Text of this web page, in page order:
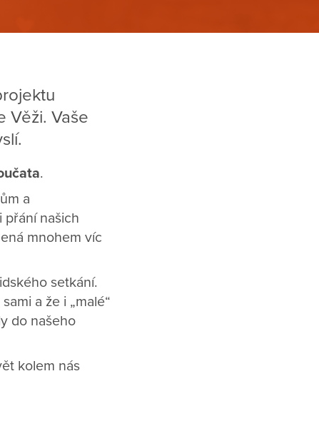
Věži. Vaše
.
a
přání našich
mnohem víc
setkání.
a že i „malé“
do našeho
kolem nás